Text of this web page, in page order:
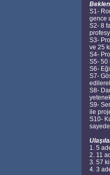
S1-
gence
S2- 8
S3-
ve 25
S4-
S5- 50
S6-
S7-
S8-
S9-
ile
S10-
1. 5
2. 11
3. 57
4. 3